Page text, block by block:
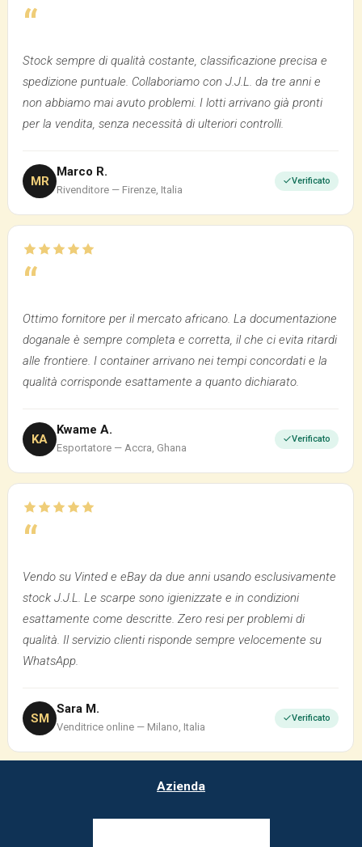
“
Stock sempre di qualità costante, classificazione precisa e
spedizione puntuale. Collaboriamo con J.J.L. da tre anni e
non abbiamo mai avuto problemi. I lotti arrivano già pronti
per la vendita, senza necessità di ulteriori controlli.
MR
Marco R.
Rivenditore — Firenze, Italia
Verificato
“
Ottimo fornitore per il mercato africano. La documentazione
doganale è sempre completa e corretta, il che ci evita ritardi
alle frontiere. I container arrivano nei tempi concordati e la
qualità corrisponde esattamente a quanto dichiarato.
KA
Kwame A.
Esportatore — Accra, Ghana
Verificato
“
Vendo su Vinted e eBay da due anni usando esclusivamente
stock J.J.L. Le scarpe sono igienizzate e in condizioni
esattamente come descritte. Zero resi per problemi di
qualità. Il servizio clienti risponde sempre velocemente su
WhatsApp.
SM
Sara M.
Venditrice online — Milano, Italia
Verificato
Azienda